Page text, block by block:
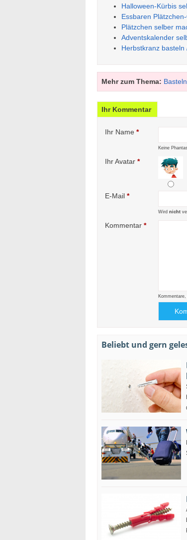
Halloween-Kürbis
Essbaren
Plätzchen selber
Adventskalender
Herbstkranz basteln
Mehr zum Thema:
Ihr Kommentar
Ihr Name *
Keine
Ihr Avatar *
E-Mail *
Wird nicht
Kommentar *
Beliebt und gern